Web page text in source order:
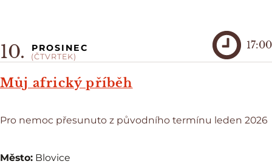
Můj africký příběh
10. PROSINEC
(ČTVRTEK)
17:00
Pro nemoc přesunuto z původního termínu leden 2026
Město: Blovice